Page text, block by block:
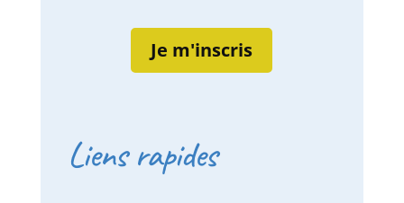
Je m'inscris
Liens rapides